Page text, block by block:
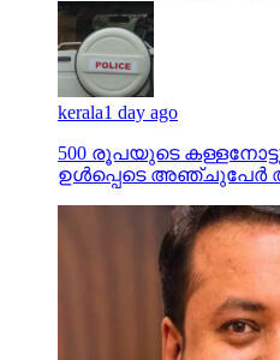
kerala1 day ago
500 രൂപയുടെ
ഉള്‍പ്പെടെ അഞ്ചുപേര്‍